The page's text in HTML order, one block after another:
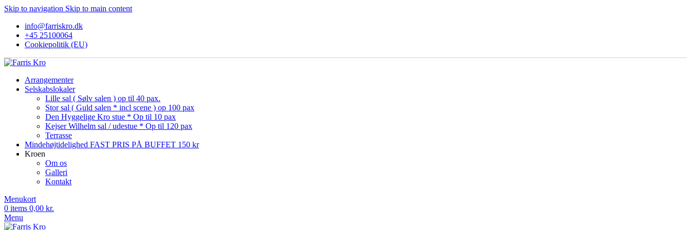
Skip to navigation Skip to main content
info@farriskro.dk
+45 25100064
Cookiepolitik (EU)
Arrangementer
Selskabslokaler
Lille sal ( Sølv salen ) op til 40 pax.
Stor sal ( Guld salen * incl scene ) op 100 pax
Den Hyggelige Kro stue * Op til 10 pax
Kejser Wilhelm sal / udestue * Op til 120 pax
Terrasse
Mindehøjtidelighed FAST PRIS PÅ BUFFET 150 kr
Kroen
Om os
Galleri
Kontakt
Menukort
0 items 0,00 kr.
Menu